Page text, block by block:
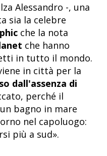
Alessandro -, una
sia la celebre
che la nota
che hanno
in tutto il mondo.
in città per la
dall'assenza di
perché il
bagno in mare
nel capoluogo:
più a sud».